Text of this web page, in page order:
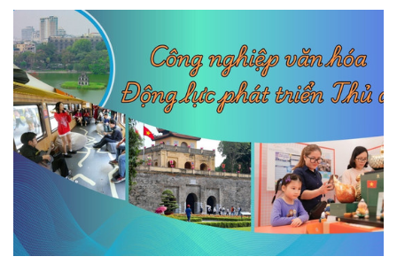
động thực hiện các nghị quyết của Bộ Chính trị về giáo dục -
đào tạo, y tế và văn hóa. Theo kết luận của đồng chí Nguyễn
Văn Phong, Phó Bí thư Thành ủy, nhiều nhiệm vụ, giải pháp đồng
bộ đã được đặt ra nhằm phát huy nguồn lực con người, khơi
dậy sức mạnh văn hóa và tạo nền tảng cho sự phát triển bền
vững của Thủ đô.